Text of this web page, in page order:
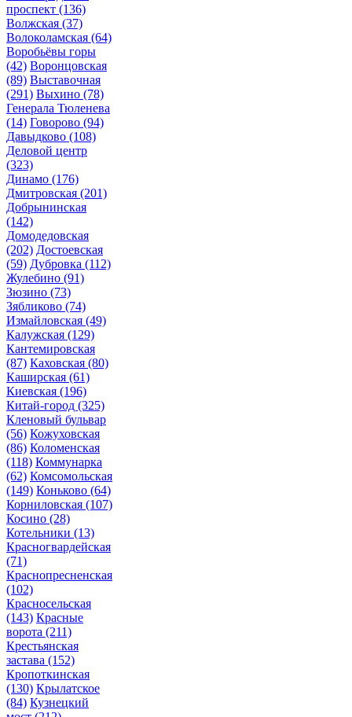
проспект (136)
Волжская (37)
Волоколамская (64)
Воробьёвы горы
(42) Воронцовская
(89) Выставочная
(291) Выхино (78)
Генерала Тюленева
(14) Говорово (94)
Давыдково (108)
Деловой центр
(323)
Динамо (176)
Дмитровская (201)
Добрынинская
(142)
Домодедовская
(202) Достоевская
(59) Дубровка (112)
Жулебино (91)
Зюзино (73)
Зябликово (74)
Измайловская (49)
Калужская (129)
Кантемировская
(87) Каховская (80)
Каширская (61)
Киевская (196)
Китай-город (325)
Кленовый бульвар
(56) Кожуховская
(86) Коломенская
(118) Коммунарка
(62) Комсомольская
(149) Коньково (64)
Корниловская (107)
Косино (28)
Котельники (13)
Красногвардейская
(71)
Краснопресненская
(102)
Красносельская
(143) Красные
ворота (211)
Крестьянская
застава (152)
Кропоткинская
(130) Крылатское
(84) Кузнецкий